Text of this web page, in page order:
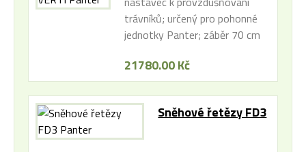
trávníků; určený pro pohonné
jednotky Panter; záběr 70 cm
21780.00 Kč
Sněhové řetězy FD3